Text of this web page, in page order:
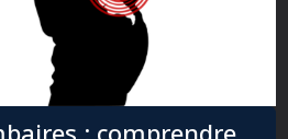
: comprendre